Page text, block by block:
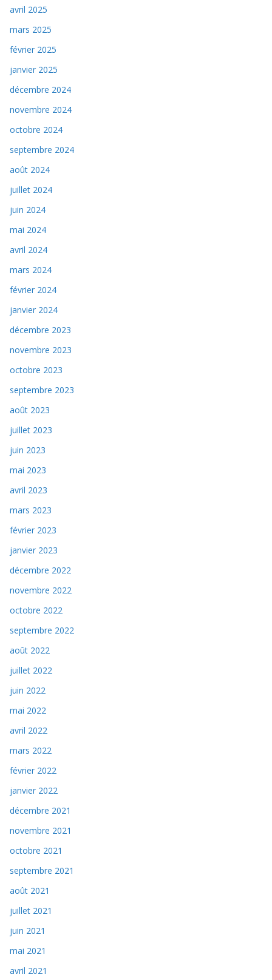
avril 2025
mars 2025
février 2025
janvier 2025
décembre 2024
novembre 2024
octobre 2024
septembre 2024
août 2024
juillet 2024
juin 2024
mai 2024
avril 2024
mars 2024
février 2024
janvier 2024
décembre 2023
novembre 2023
octobre 2023
septembre 2023
août 2023
juillet 2023
juin 2023
mai 2023
avril 2023
mars 2023
février 2023
janvier 2023
décembre 2022
novembre 2022
octobre 2022
septembre 2022
août 2022
juillet 2022
juin 2022
mai 2022
avril 2022
mars 2022
février 2022
janvier 2022
décembre 2021
novembre 2021
octobre 2021
septembre 2021
août 2021
juillet 2021
juin 2021
mai 2021
avril 2021